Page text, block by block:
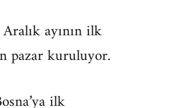
Aralık ayının ilk
pazar kuruluyor.
ilk